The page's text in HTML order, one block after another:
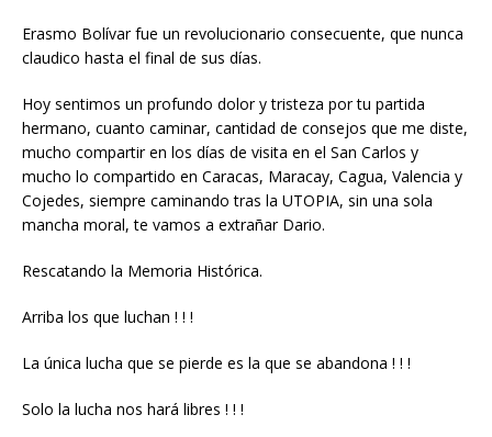
Erasmo Bolívar fue un revolucionario consecuente, que nunca
claudico hasta el final de sus días.
Hoy sentimos un profundo dolor y tristeza por tu partida
hermano, cuanto caminar, cantidad de consejos que me diste,
mucho compartir en los días de visita en el San Carlos y
mucho lo compartido en Caracas, Maracay, Cagua, Valencia y
Cojedes, siempre caminando tras la UTOPIA, sin una sola
mancha moral, te vamos a extrañar Dario.
Rescatando la Memoria Histórica.
Arriba los que luchan ! ! !
La única lucha que se pierde es la que se abandona ! ! !
Solo la lucha nos hará libres ! ! !